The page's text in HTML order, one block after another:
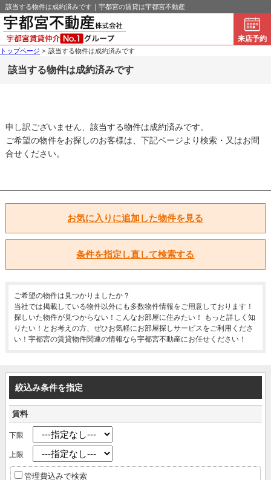
該当する物件は成約済みです｜宇都宮の賃貸は宇都宮不動産
来店予約
トップページ > 該当する物件は成約済みです
該当する物件は成約済みです
申し訳ございません、該当する物件は成約済みです。
ご希望の物件をお探しのお客様は、下記ページより検索・又はお問
合せください。
お気に入りに追加した物件を見る
条件を指定し直して検索する
ご希望の物件は見つかりましたか？
当社では掲載している物件以外にも多数物件情報をご用意しております！
探しいた物件が見つからない！こんなお部屋に住みたい！ もっと詳しく知
りたい！とお考えの方、ぜひお気軽にお部屋探しサービスをご利用くださ
い！宇都宮の賃貸物件関連の情報なら宇都宮不動産にお任せください！
絞込み条件を指定
賃料
下限
上限
管理費込みで検索